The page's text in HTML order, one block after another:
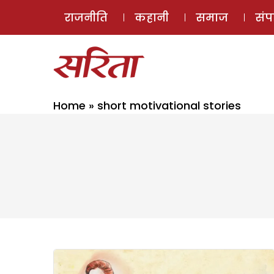
राजनीति कहानी समाज
Home » short motivational stories